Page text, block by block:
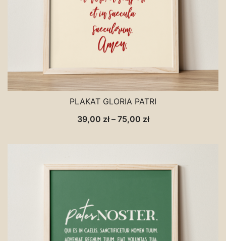
PLAKAT GLORIA PATRI
39,00 zł – 75,00 złZakres
do